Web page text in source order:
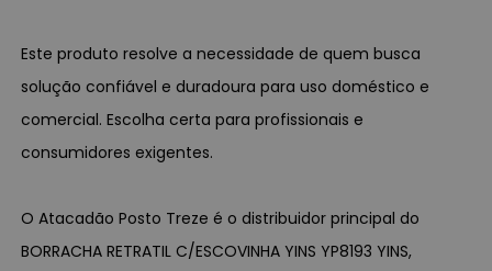
Este produto resolve a necessidade de quem busca
solução confiável e duradoura para uso doméstico e
comercial. Escolha certa para profissionais e
consumidores exigentes.
O Atacadão Posto Treze é o distribuidor principal do
BORRACHA RETRATIL C/ESCOVINHA YINS YP8193 YINS,